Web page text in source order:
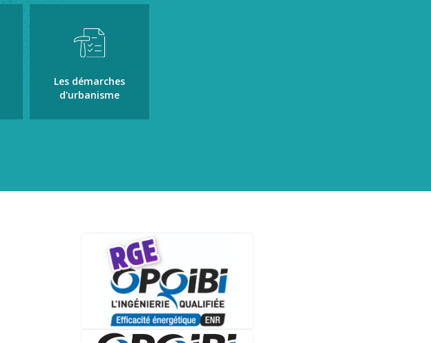
Les démarches
d'urbanisme